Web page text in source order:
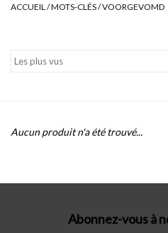
vêtements de nuit
Badmode
ACCUEIL /MOTS-CLÉS/VOORGEVOMD
Aucun produit n'a été trouvé...
Abonnez-vous à